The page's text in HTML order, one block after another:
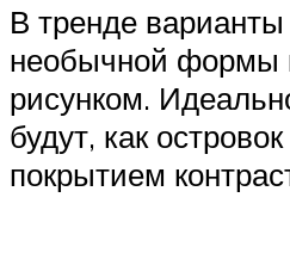
В тренде
необычной формы
рисунком.
будут, как
покрытием